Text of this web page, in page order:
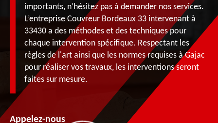
importants, n’hésitez pas à demander nos services.
L’entreprise Couvreur Bordeaux 33 intervenant à
33430 a des méthodes et des techniques pour
chaque intervention spécifique. Respectant les
règles de l'art ainsi que les normes requises à Gajac
pour réaliser vos travaux, les interventions seront
faites sur mesure.
Appelez-nous